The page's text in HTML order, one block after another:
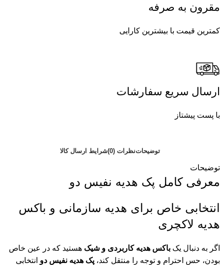
مقرون به صرفه
کمترین قیمت با بیشترین کارایی
ارسال سریع سفارشات
با پست پیشتاز
توضیحاتنظرات (0) شرایط ارسال کالا
توضیحات
معرفی کامل پک هدیه نفیس دو
انتخابی خاص برای هدیه سازمانی و باکس
هدیه لاکچری
اگر به دنبال یک باکس هدیه کاربردی و شیک هستید که در عین خاص
بودن، حس احترام و توجه را منتقل کند، پک هدیه نفیس دو انتخابی